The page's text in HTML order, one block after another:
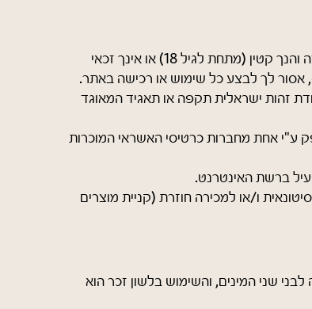
המשתמש כשיר לבצע פעולות משפטיות. במידה והנך קטין (מתחת לגיל 18) או אינך זכאי
אסור לך לבצע כל שימוש או רכישה באתר.
זהות ישראלית תקפה או תאגיד המאוגד
אחת מחברות כרטיסי האשראי המוכרות
ברשת האינטרנט.
ו/או למכירה חוזרת (קניית מוצרים
שני המינים, והשימוש בלשון זכר הוא